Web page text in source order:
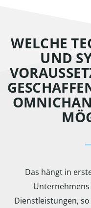
WELCHE
UND
Das hängt in
Dienstleistungen,